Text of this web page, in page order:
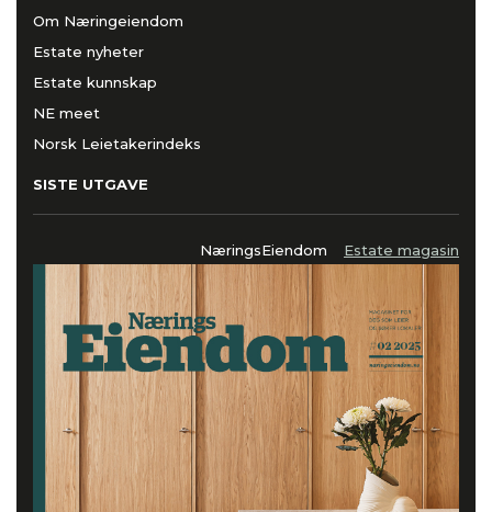
Om Næringeiendom
Estate nyheter
Estate kunnskap
NE meet
Norsk Leietakerindeks
SISTE UTGAVE
NæringsEiendom Estate magasin